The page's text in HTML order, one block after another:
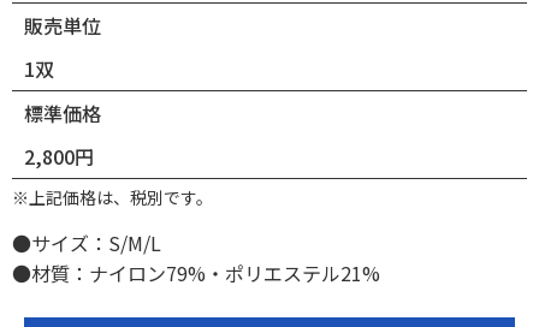
販売単位
1双
標準価格
2,800円
※上記価格は、税別です。
●サイズ：S/M/L
●材質：ナイロン79%・ポリエステル21%